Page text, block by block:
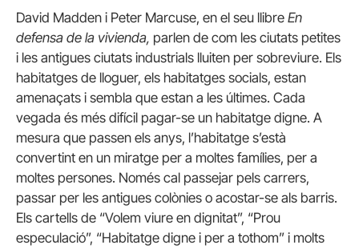
David Madden i Peter Marcuse, en el seu llibre En
defensa de la vivienda, parlen de com les ciutats petites
i les antigues ciutats industrials lluiten per sobreviure. Els
habitatges de lloguer, els habitatges socials, estan
amenaçats i sembla que estan a les últimes. Cada
vegada és més difícil pagar-se un habitatge digne. A
mesura que passen els anys, l’habitatge s’està
convertint en un miratge per a moltes famílies, per a
moltes persones. Només cal passejar pels carrers,
passar per les antigues colònies o acostar-se als barris.
Els cartells de “Volem viure en dignitat”, “Prou
especulació”, “Habitatge digne i per a tothom” i molts